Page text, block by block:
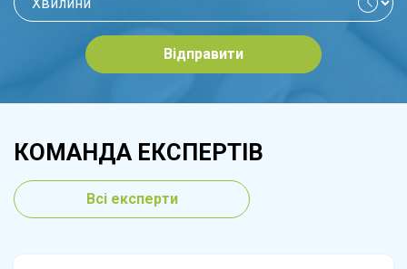
Відправити
КОМАНДА ЕКСПЕРТІВ
Всі експерти